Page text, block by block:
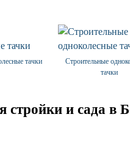
тачки
Строительные
тачки
и сада в